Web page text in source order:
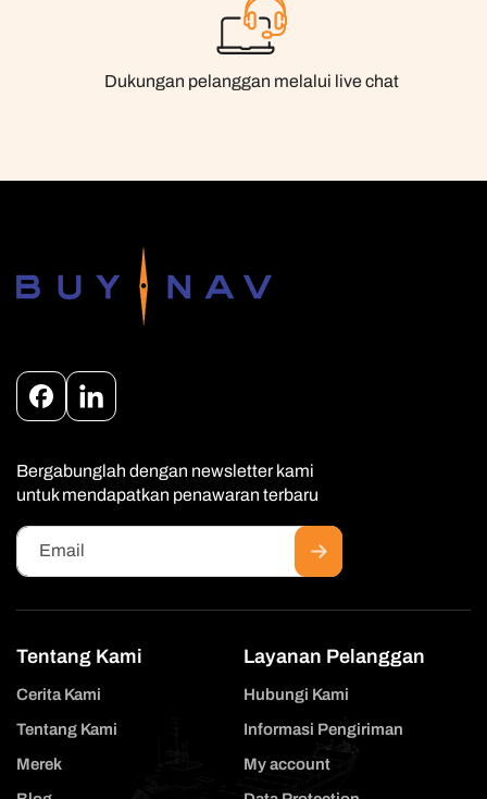
Dukungan pelanggan melalui live chat
FacebookInstagram
Bergabunglah dengan newsletter kami
untuk mendapatkan penawaran terbaru
Email
Tentang Kami
Cerita Kami
Tentang Kami
Merek
Layanan Pelanggan
Hubungi Kami
Informasi Pengiriman
My account